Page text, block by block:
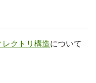
クトリ構造について